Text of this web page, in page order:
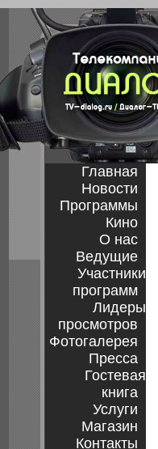
Главная
Новости
Программы
Кино
О нас
Ведущие
Участники
программ
Лидеры
просмотров
Фотогалерея
Пресса
Гостевая
книга
Услуги
Магазин
Контакты